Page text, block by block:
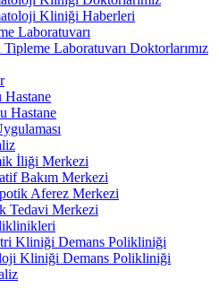
Kliniği Haberleri
Laboratuvarı
Laboratuvarı Doktorlarımız
Hastane
Hastane
İliği Merkezi
Bakım Merkezi
Aferez Merkezi
Tedavi Merkezi
Kliniği Demans Polikliniği
Kliniği Demans Polikliniği